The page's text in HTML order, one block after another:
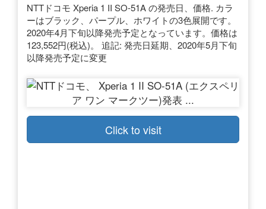
NTTドコモ Xperia 1 II SO-51A の発売日、価格. カラ
ーはブラック、パープル、ホワイトの3色展開です。
2020年4月下旬以降発売予定となっています。価格は
123,552円(税込)。 追記: 発売日延期、2020年5月下旬
以降発売予定に変更
Click to visit